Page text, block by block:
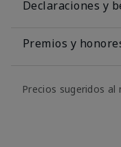
Declaraciones y
Premios y
Precios sugeridos al